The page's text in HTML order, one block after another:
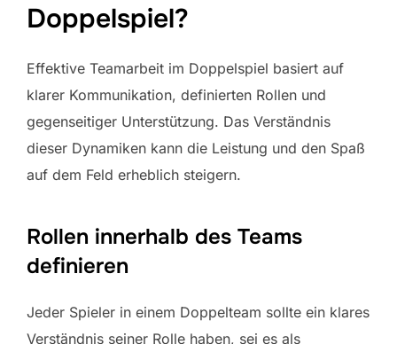
Doppelspiel?
Effektive Teamarbeit im Doppelspiel basiert auf
klarer Kommunikation, definierten Rollen und
gegenseitiger Unterstützung. Das Verständnis
dieser Dynamiken kann die Leistung und den Spaß
auf dem Feld erheblich steigern.
Rollen innerhalb des Teams
definieren
Jeder Spieler in einem Doppelteam sollte ein klares
Verständnis seiner Rolle haben, sei es als